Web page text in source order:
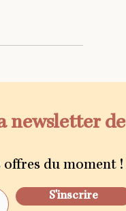
newsletter de
du moment !
S'inscrire